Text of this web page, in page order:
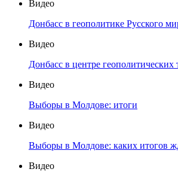
Видео
Донбасс в геополитике Русского
Видео
Донбасс в центре
Видео
Выборы в Молдове: итоги
Видео
Выборы в Молдове: каких итогов
Видео